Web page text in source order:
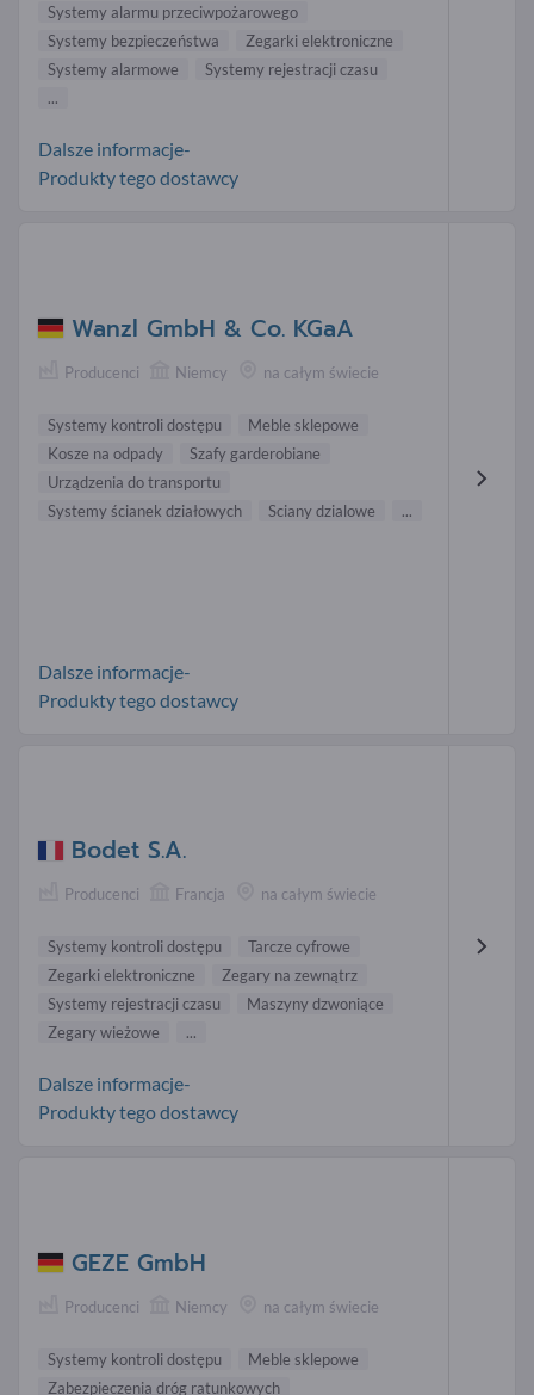
Systemy alarmu przeciwpożarowego
Systemy bezpieczeństwa
Zegarki elektroniczne
Systemy alarmowe
Systemy rejestracji czasu
...
Dalsze informacje-
Produkty tego dostawcy
Wanzl GmbH & Co. KGaA
Producenci Niemcy na całym świecie
Systemy kontroli dostępu
Meble sklepowe
Kosze na odpady
Szafy garderobiane
Urządzenia do transportu
Systemy ścianek działowych
Sciany dzialowe ...
Dalsze informacje-
Produkty tego dostawcy
Bodet S.A.
Producenci Francja na całym świecie
Systemy kontroli dostępu
Tarcze cyfrowe
Zegarki elektroniczne
Zegary na zewnątrz
Systemy rejestracji czasu
Maszyny dzwoniące
Zegary wieżowe
...
Dalsze informacje-
Produkty tego dostawcy
GEZE GmbH
Producenci Niemcy na całym świecie
Systemy kontroli dostępu
Meble sklepowe
Zabezpieczenia dróg ratunkowych